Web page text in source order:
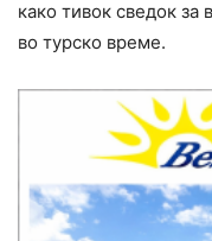
како тивок сведок за
во турско време.